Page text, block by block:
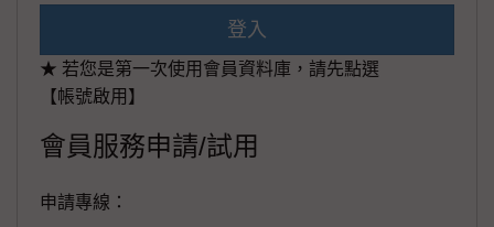
登入
★ 若您是第一次使用會員資料庫，請先點選
【帳號啟用】
會員服務申請/試用
申請專線：